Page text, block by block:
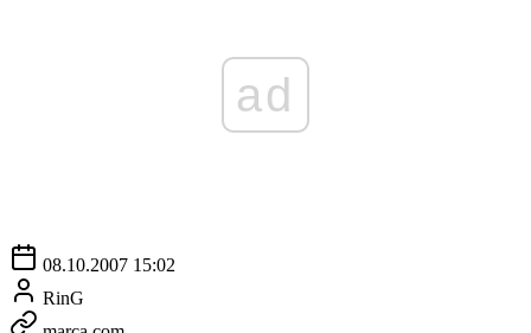
ad
08.10.2007 15:02
RinG